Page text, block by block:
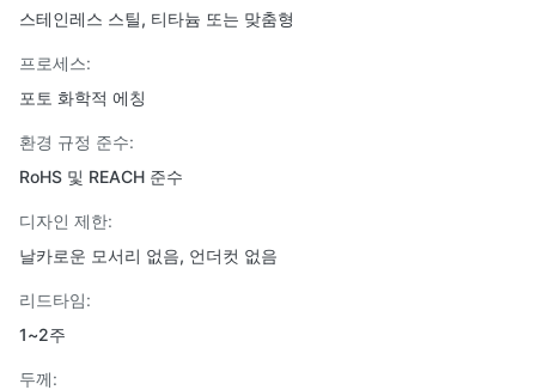
스테인레스 스틸, 티타늄 또는 맞춤형
프로세스:
포토 화학적 에칭
환경 규정 준수:
RoHS 및 REACH 준수
디자인 제한:
날카로운 모서리 없음, 언더컷 없음
리드타임:
1~2주
두께: